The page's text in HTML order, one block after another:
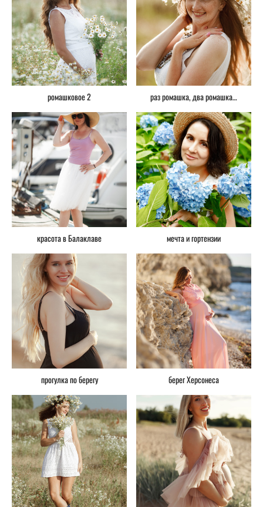
ромашковое 2 раз ромашка, два ромашка…
красота в Балаклаве мечта и гортензии
прогулка по берегу берег Херсонеса